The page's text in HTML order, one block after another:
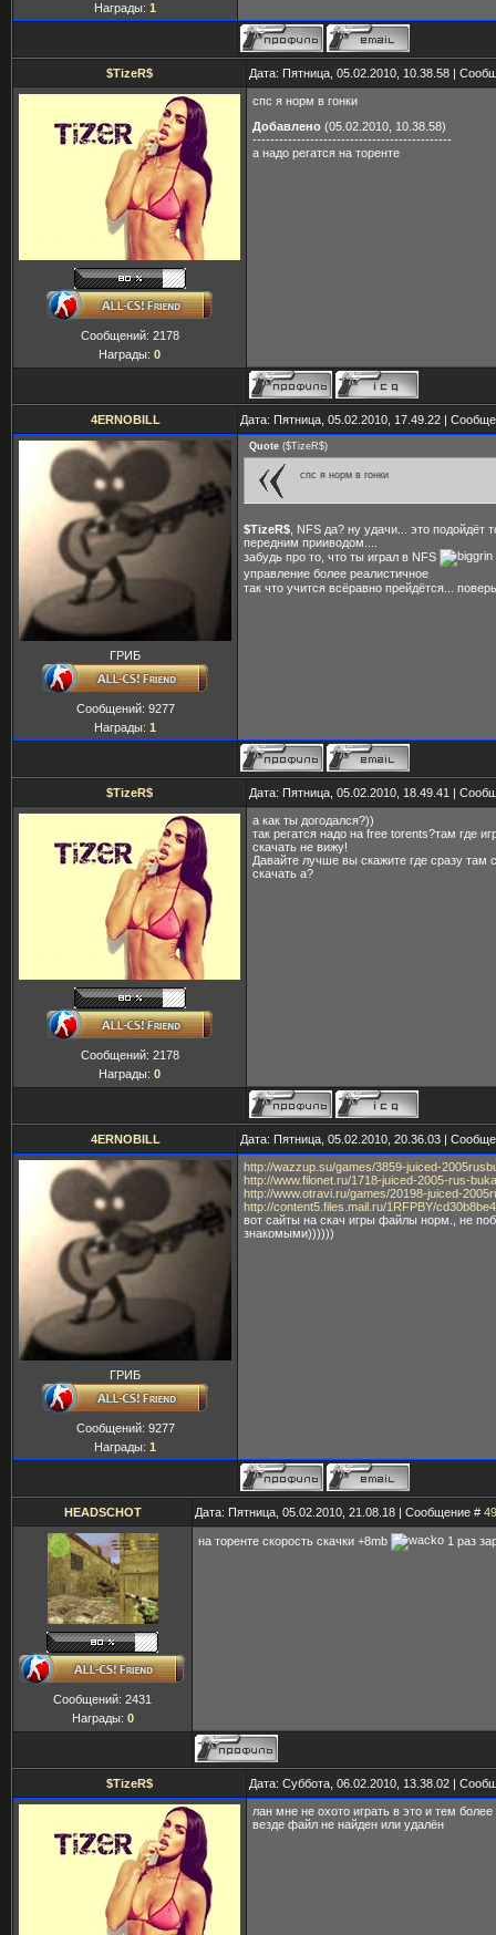
Награды: 1
$TizeR$ Дата: Пятница, 05.02.2010, 10.38.58 |
Сообщений: 2178
Награды: 0
спс я норм в гонки
Добавлено (05.02.2010, 10.38.58)
---------------------------------------------
а надо регатся на торенте
4ERNOBILL Дата: Пятница, 05.02.2010, 17.49.22 |
ГРИБ
Сообщений: 9277
Награды: 1
Quote ($TizeR$)
спс я норм в гонки
$TizeR$ , NFS да? ну удачи... это подойдёт
передним прииводом....
забудь про то, что ты играл в NFS
управление более реалистичное
так что учится всёравно прейдётся...
$TizeR$ Дата: Пятница, 05.02.2010, 18.49.41 |
Сообщений: 2178
Награды: 0
а как ты догодался?))
так регатся надо на free torents?там где
скачать не вижу!
Давайте лучше вы скажите где сразу там
скачать а?
4ERNOBILL Дата: Пятница, 05.02.2010, 20.36.03 |
ГРИБ
Сообщений: 9277
Награды: 1
http://wazzup.su/games/3859-juiced-
http://www.filonet.ru/1718-juiced-2005-rus-
http://www.otravi.ru/games/20198-juiced-
http://content5.files.mail.ru/1RFPBY/
вот сайты на скач игры файлы норм., не
знакомыми))))))
HEADSCHOT Дата: Пятница, 05.02.2010, 21.08.18 | Сообщение # 49
Сообщений: 2431
Награды: 0
на торенте скорость скачки +8mb 1 раз
$TizeR$ Дата: Суббота, 06.02.2010, 13.38.02 |
лан мне не охото играть в это и тем
везде файл не найден или удалён